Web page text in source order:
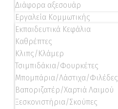
Διάφορα αξεσουάρ
Εργαλεία Κομμωτικής
Εκπαιδευτικά Κεφάλια
Καθρέπτες
Κλιπς/Κλάμερ
Τσιμπιδάκια/Φουρκέτες
Μπομπάρια/Λάστιχα/Φιλέδες
Βαποριζατέρ/Χαρτιά Λαιμού
Ξεσκονιστήρια/Σκούπες